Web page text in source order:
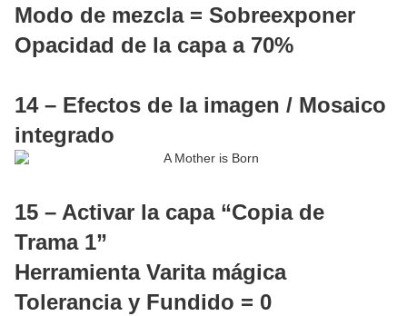
Modo de mezcla = Sobreexponer
Opacidad de la capa a 70%
14 – Efectos de la imagen / Mosaico
integrado
15 – Activar la capa “Copia de
Trama 1”
Herramienta Varita mágica
Tolerancia y Fundido = 0